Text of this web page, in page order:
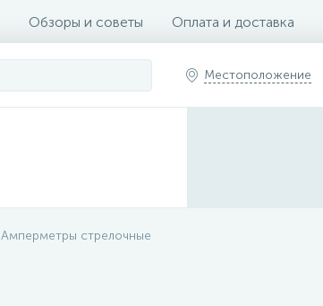
Обзоры и советы Оплата и доставка
Местоположение
Амперметры стрелочные